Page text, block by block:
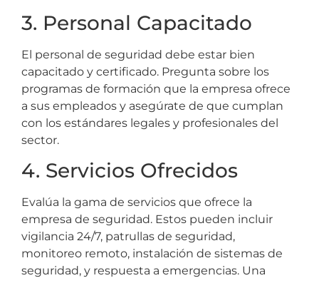
3. Personal Capacitado
El personal de seguridad debe estar bien
capacitado y certificado. Pregunta sobre los
programas de formación que la empresa ofrece
a sus empleados y asegúrate de que cumplan
con los estándares legales y profesionales del
sector.
4. Servicios Ofrecidos
Evalúa la gama de servicios que ofrece la
empresa de seguridad. Estos pueden incluir
vigilancia 24/7, patrullas de seguridad,
monitoreo remoto, instalación de sistemas de
seguridad, y respuesta a emergencias. Una